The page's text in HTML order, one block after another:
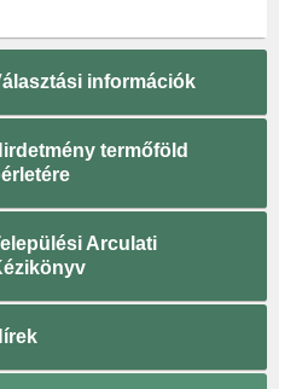
információk
termőföld
Arculati